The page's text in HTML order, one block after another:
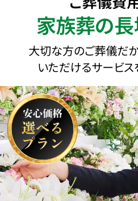
家族葬の
大切な方のご葬儀だ
いただけるサービ